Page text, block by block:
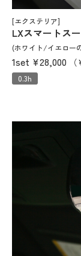
[エクステリア]
LXスマートス
(ホワイト/イエロー
1set ¥28,000
0.3h